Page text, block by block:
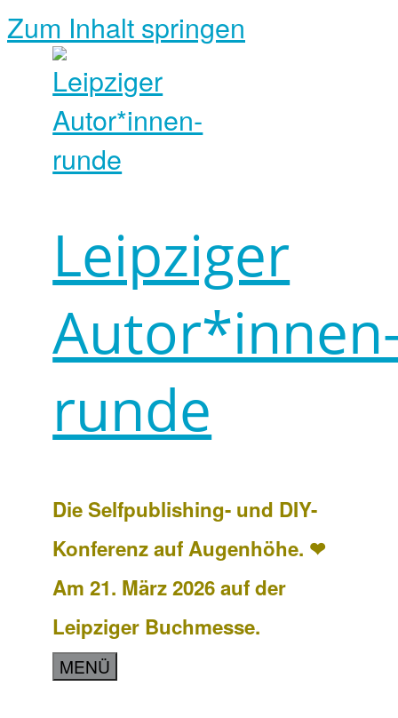
Zum Inhalt springen
Leipziger
runde
Die Selfpublishing- und DIY-
Konferenz auf Augenhöhe. ❤
Am 21. März 2026 auf der
Leipziger Buchmesse.
MENÜ